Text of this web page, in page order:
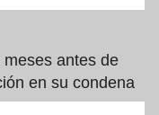
meses antes de
en su condena